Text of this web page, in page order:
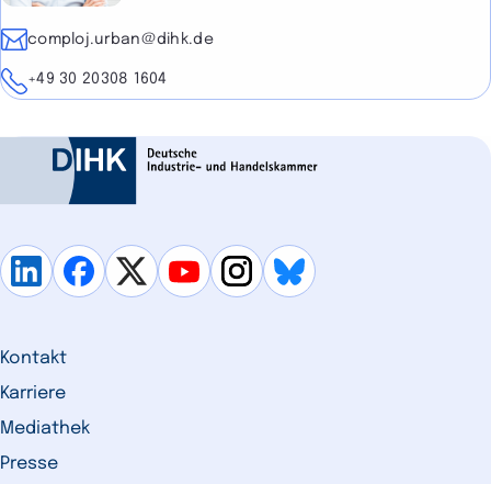
E-Mailcomploj.urban@dihk.de
Telefon
+49 30 20308 1604
Kontakt
Karriere
Mediathek
Presse